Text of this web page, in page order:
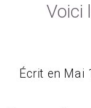
Voici
Écrit en Mai